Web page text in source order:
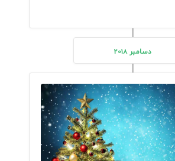
دسامبر 2018